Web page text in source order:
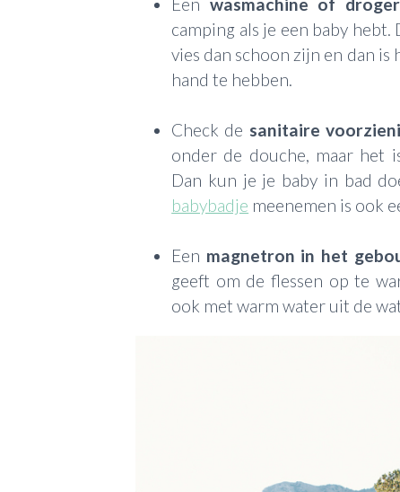
Een wasmachine of droger
camping als je een baby
vies dan schoon zijn en dan is
hand te hebben.
Check de sanitaire
onder de douche, maar het
Dan kun je je baby in bad
babybadje meenemen is ook
Een magnetron in het
geeft om de flessen op te
ook met warm water uit de